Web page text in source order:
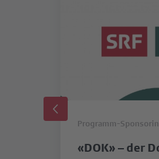
Programm-
«DOK» – der